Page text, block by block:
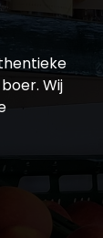
Wij